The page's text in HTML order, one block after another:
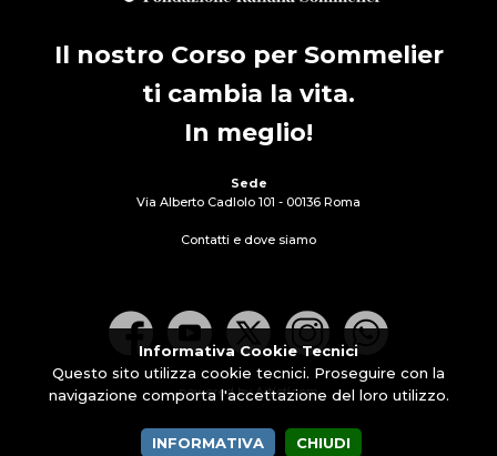
Il nostro Corso per Sommelier
ti cambia la vita.
In meglio!
Sede
Via Alberto Cadlolo 101 - 00136 Roma
Contatti e dove siamo
powered by Artisticom
Informativa Cookie Tecnici
Questo sito utilizza cookie tecnici. Proseguire con la
navigazione comporta l'accettazione del loro utilizzo.
INFORMATIVA CHIUDI